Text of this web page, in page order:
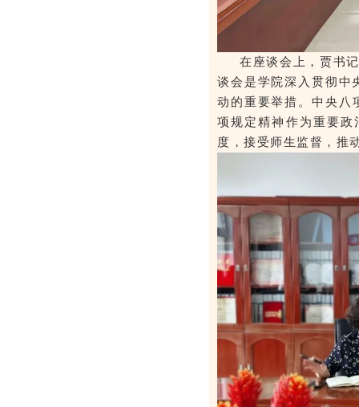
在座谈会上，贾书
谈会是学院深入贯彻中
动的重要举措。 中央八
项规定精神作为重要
度，接受师生监督，推